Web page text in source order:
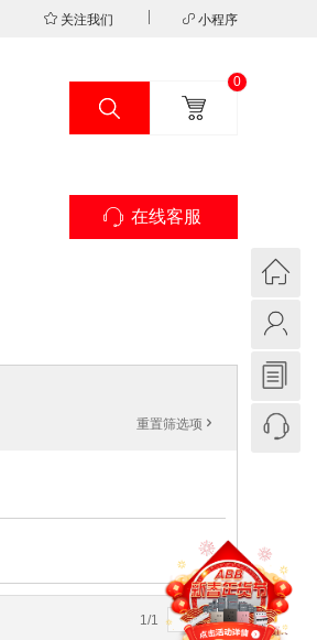
关注我们 小程序
0
在线客服
重置筛选项 '
1/1 4 5